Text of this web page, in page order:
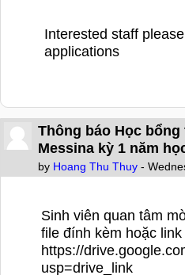
Interested staff
applications
Thông báo Học
Messina kỳ 1 năm
by Hoang Thu Thuy -
Sinh viên quan tâm
file đính kèm hoặc
https://
usp=drive_link